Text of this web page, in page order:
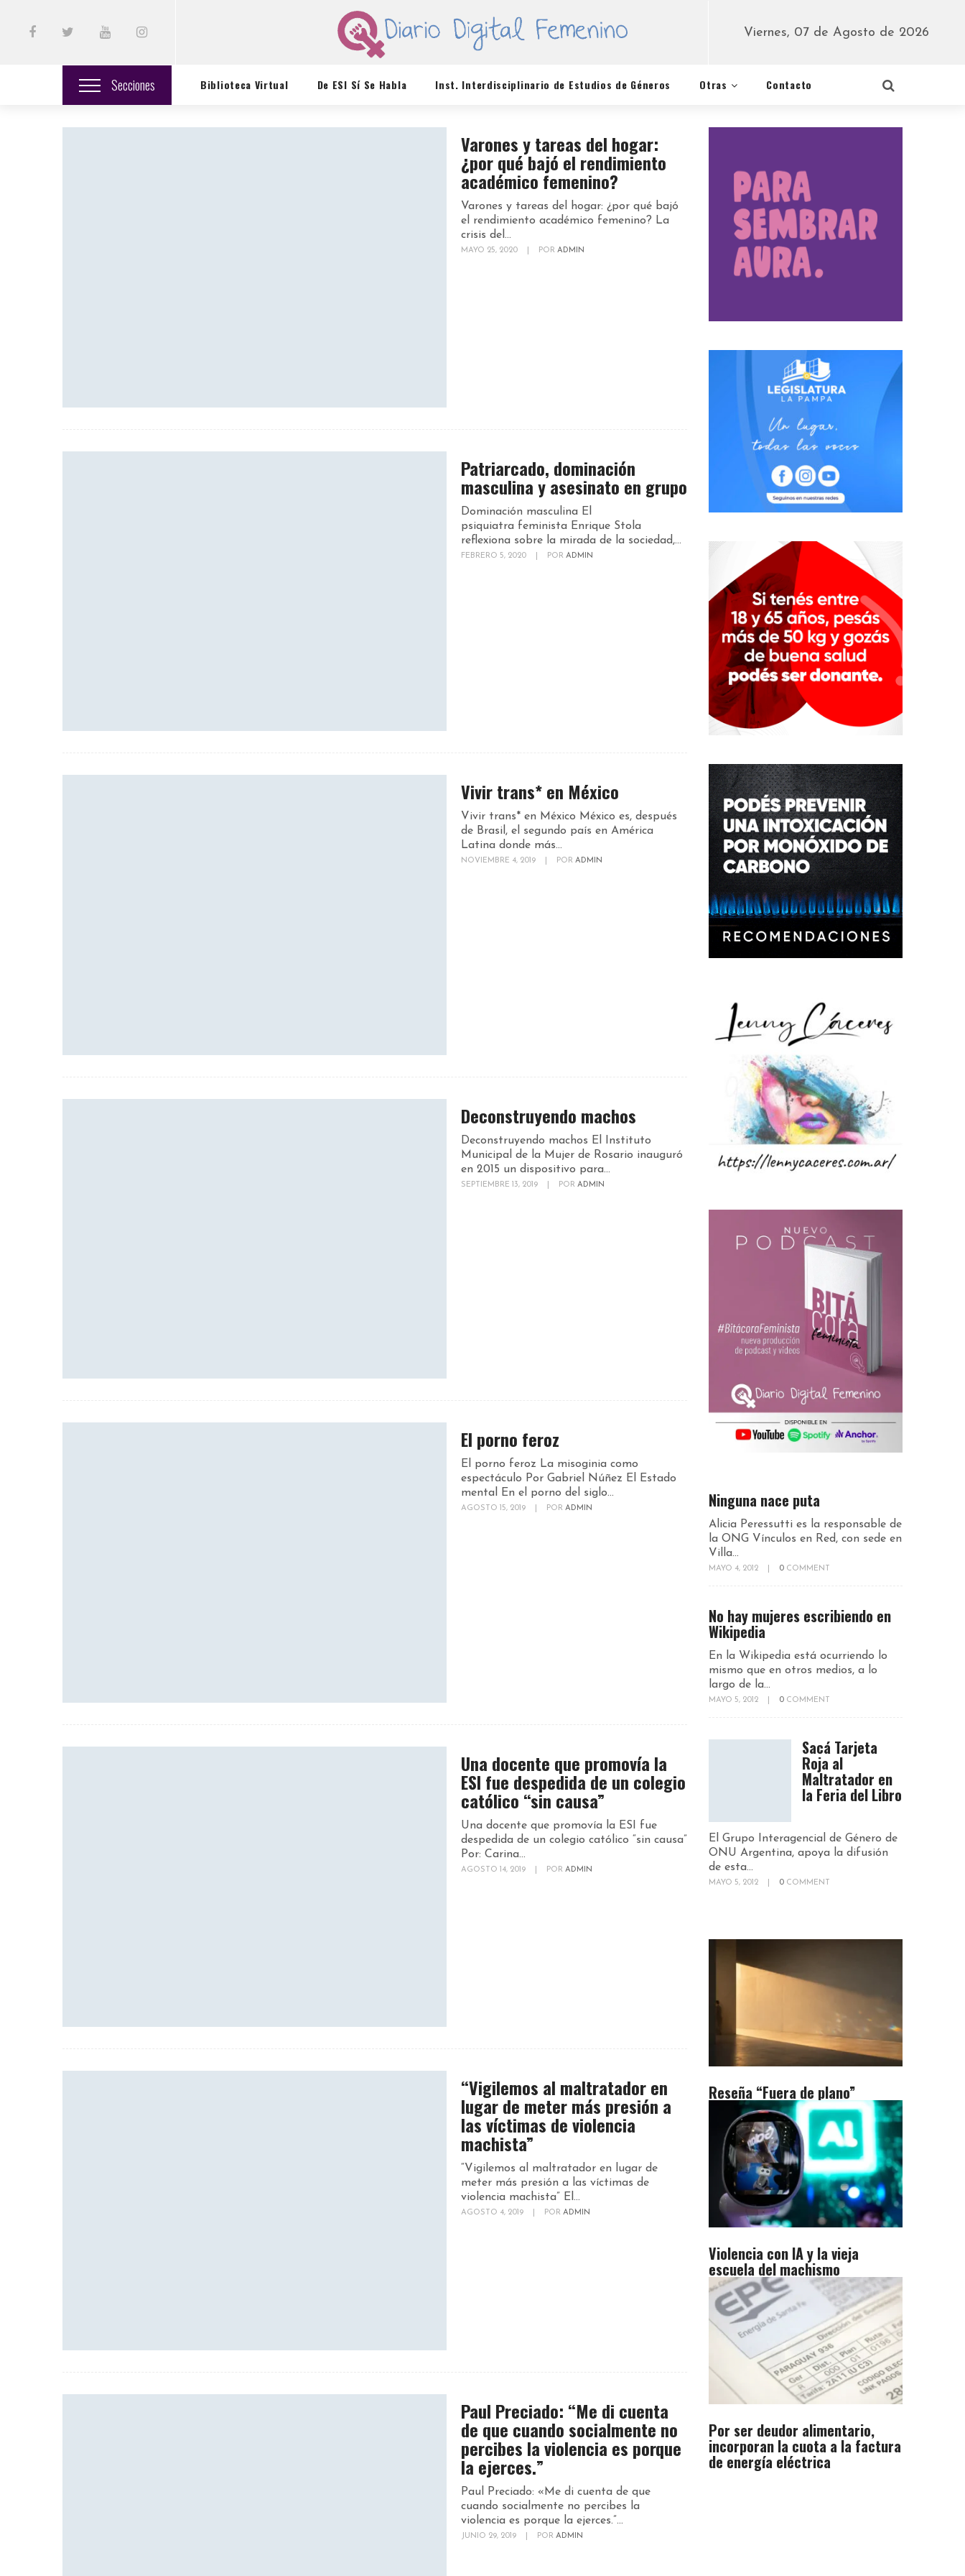
Viernes, 07 de Agosto de 2026
Secciones Biblioteca Virtual De ESI Sí Se Habla Inst. Interdisciplinario de Estudios de Géneros Otras Contacto
Varones y tareas del hogar:
¿por qué bajó el rendimiento
académico femenino?
Varones y tareas del hogar: ¿por qué bajó
el rendimiento académico femenino? La
crisis del...
MAYO 25, 2020 POR ADMIN
Patriarcado, dominación
masculina y asesinato en grupo
Dominación masculina El
psiquiatra feminista Enrique Stola
reflexiona sobre la mirada de la sociedad,...
FEBRERO 5, 2020 POR ADMIN
Vivir trans* en México
Vivir trans* en México México es, después
de Brasil, el segundo país en América
Latina donde más...
NOVIEMBRE 4, 2019 POR ADMIN
Deconstruyendo machos
Deconstruyendo machos El Instituto
Municipal de la Mujer de Rosario inauguró
en 2015 un dispositivo para...
SEPTIEMBRE 13, 2019 POR ADMIN
El porno feroz
El porno feroz La misoginia como
espectáculo Por Gabriel Núñez El Estado
mental En el porno del siglo...
AGOSTO 15, 2019 POR ADMIN
Una docente que promovía la
ESI fue despedida de un colegio
católico “sin causa”
Una docente que promovía la ESI fue
despedida de un colegio católico “sin causa”
Por: Carina...
AGOSTO 14, 2019 POR ADMIN
“Vigilemos al maltratador en
lugar de meter más presión a
las víctimas de violencia
machista”
“Vigilemos al maltratador en lugar de
meter más presión a las víctimas de
violencia machista” El...
AGOSTO 4, 2019 POR ADMIN
Paul Preciado: “Me di cuenta
de que cuando socialmente no
percibes la violencia es porque
la ejerces.”
Paul Preciado: «Me di cuenta de que
cuando socialmente no percibes la
violencia es porque la ejerces.”...
JUNIO 29, 2019 POR ADMIN
Ninguna nace puta
Alicia Peressutti es la responsable de
la ONG Vínculos en Red, con sede en
Villa...
MAYO 4, 2012 0 COMMENT
No hay mujeres escribiendo en
Wikipedia
En la Wikipedia está ocurriendo lo
mismo que en otros medios, a lo
largo de la...
MAYO 5, 2012 0 COMMENT
Sacá Tarjeta
Roja al
Maltratador en
la Feria del Libro
El Grupo Interagencial de Género de
ONU Argentina, apoya la difusión
de esta...
MAYO 5, 2012 0 COMMENT
Reseña “Fuera de plano”
Violencia con IA y la vieja
escuela del machismo
Por ser deudor alimentario,
incorporan la cuota a la factura
de energía eléctrica